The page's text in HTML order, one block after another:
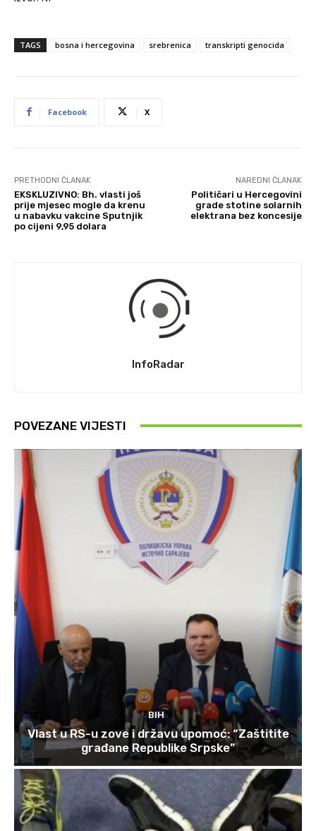
TAGS bosna i hercegovina srebrenica transkripti genocida
Facebook X
PRETHODNI ČLANAK
EKSKLUZIVNO: Bh. vlasti još
prije mjesec mogle da krenu
u nabavku vakcine Sputnjik
po cijeni 9,95 dolara
NAREDNI ČLANAK
Političari u Hercegovini
grade stotine solarnih
elektrana bez koncesije
InfoRadar
POVEZANE VIJESTI
BIH
Vlast u RS-u zove i državu upomoć: “Zaštitite
građane Republike Srpske”